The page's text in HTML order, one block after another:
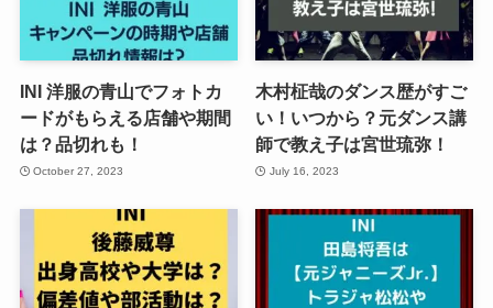
INI 洋服の青山でフォトカ
ードがもらえる店舗や期間
は？品切れも！
October 27, 2023
木村柾哉のダンス歴がすご
い！いつから？元ダンス講
師で教え子は宮世琉弥！
July 16, 2023